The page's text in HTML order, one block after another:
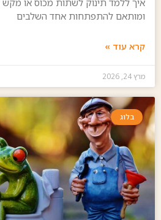
ומותאם להתפתחות אחד השלבים
קרא עוד »
מרץ 24, 2026
בלוג